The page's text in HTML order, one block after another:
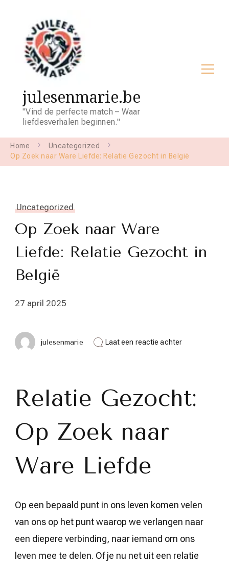
julesenmarie.be
"Vind de perfecte match – Waar
liefdesverhalen beginnen."
Home
Uncategorized
Op Zoek naar Ware Liefde: Relatie Gezocht in België
Uncategorized
Op Zoek naar Ware
Liefde: Relatie Gezocht in
België
27 april 2025
julesenmarie Laat een reactie achterop
Relatie
Gezocht
Relatie Gezocht:
Op Zoek naar
Ware Liefde
Op een bepaald punt in ons leven komen velen
van ons op het punt waarop we verlangen naar
een diepere verbinding, naar iemand om ons
leven mee te delen. Of je nu net uit een relatie